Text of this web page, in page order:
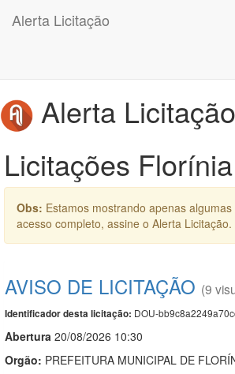
Alerta Licitação
Alerta Licitação
Licitações
Obs: Estamos mostrando apenas
acesso completo, assine o Alerta Licitação.
AVISO DE LICITAÇÃO (9
Identificador desta licitação: DOU-
Abertura 20/08/2026 10:30
Orgão: PREFEITURA MUNICIPAL DE